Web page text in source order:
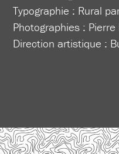
Typographie : Rural
Photographies : Pierre
Direction artistique :